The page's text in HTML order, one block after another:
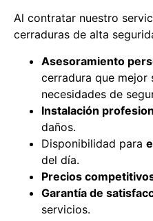
Al contratar nuestro
cerraduras de alta
Asesoramiento
cerradura que mejor
necesidades de
Instalación
daños.
Disponibilidad para
del día.
Precios
Garantía de
servicios.